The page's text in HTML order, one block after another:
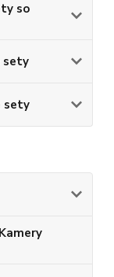
so
sety
sety